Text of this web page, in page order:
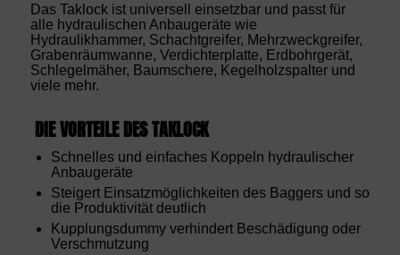
Das Taklock ist universell einsetzbar und passt für
alle hydraulischen Anbaugeräte wie
Hydraulikhammer, Schachtgreifer, Mehrzweckgreifer,
Grabenräumwanne, Verdichterplatte, Erdbohrgerät,
Schlegelmäher, Baumschere, Kegelholzspalter und
viele mehr.
DIE VORTEILE DES TAKLOCK
Schnelles und einfaches Koppeln hydraulischer
Anbaugeräte
Steigert Einsatzmöglichkeiten des Baggers und so
die Produktivität deutlich
Kupplungsdummy verhindert Beschädigung oder
Verschmutzung